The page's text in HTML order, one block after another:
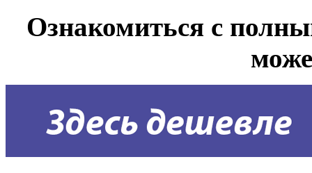
Ознакомиться с